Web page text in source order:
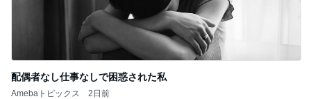
配偶者なし仕事なしで困惑された私
Amebaトピックス 2日前